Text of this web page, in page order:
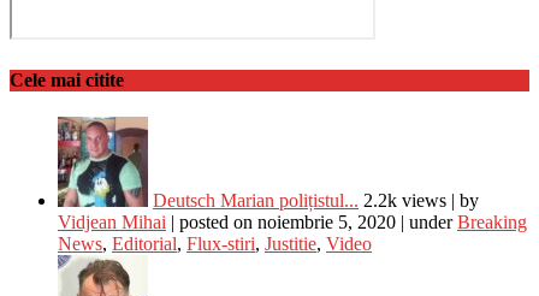
Cele mai citite
Deutsch Marian polițistul... 2.2k views | by
Vidjean Mihai | posted on noiembrie 5, 2020 | underBreaking
News, Editorial, Flux-stiri, Justitie, Video